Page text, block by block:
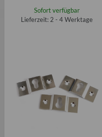
Sofort verfügbar
Lieferzeit: 2 - 4 Werktage